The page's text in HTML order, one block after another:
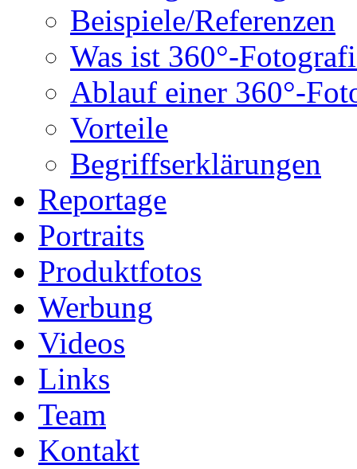
Beispiele/Referenzen
Was ist 360°-
Ablauf einer 360°-
Vorteile
Begriffserklärungen
Reportage
Portraits
Produktfotos
Werbung
Videos
Links
Team
Kontakt